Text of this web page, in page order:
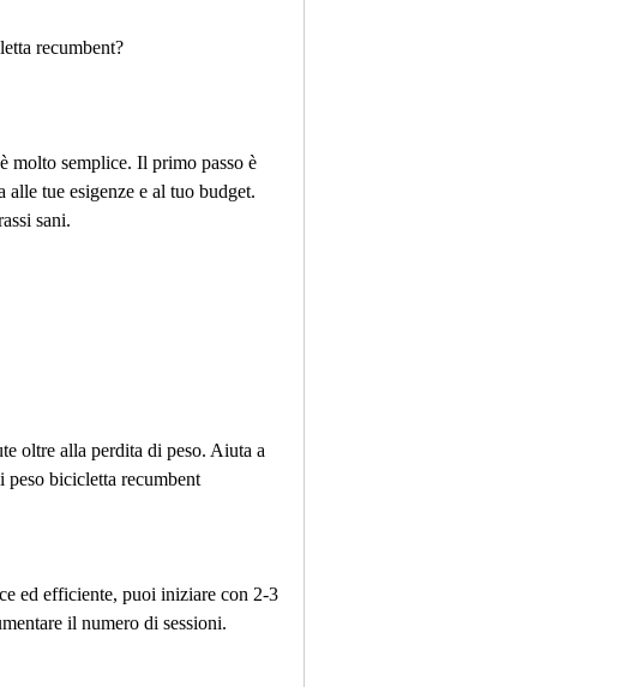
recumbent?
molto semplice. Il primo passo è
tue esigenze e al tuo budget.
sani.
oltre alla perdita di peso. Aiuta a
peso bicicletta recumbent
ed efficiente, puoi iniziare con 2-3
il numero di sessioni.